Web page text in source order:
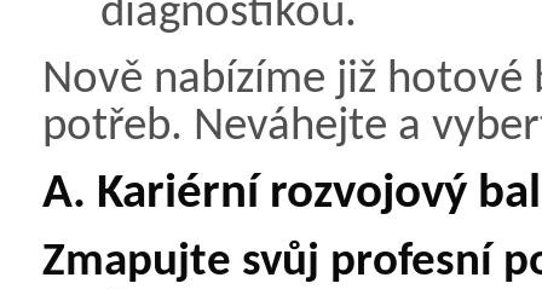
diagnostikou.
Nově nabízíme již hotové
potřeb. Neváhejte a
A. Kariérní rozvojový
Zmapujte svůj profesní